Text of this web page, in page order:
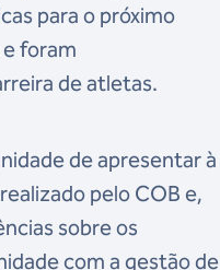
para o próximo
foram
de atletas.
de apresentar à
pelo COB e,
sobre os
com a gestão de